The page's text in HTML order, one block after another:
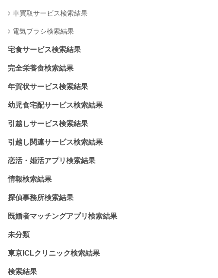
車買取サービス検索結果
電気ブラシ検索結果
宅食サービス検索結果
完全栄養食検索結果
年賀状サービス検索結果
幼児食宅配サービス検索結果
引越しサービス検索結果
引越し関連サービス検索結果
恋活・婚活アプリ検索結果
情報検索結果
探偵事務所検索結果
既婚者マッチングアプリ検索結果
未分類
東京ICLクリニック検索結果
検索結果